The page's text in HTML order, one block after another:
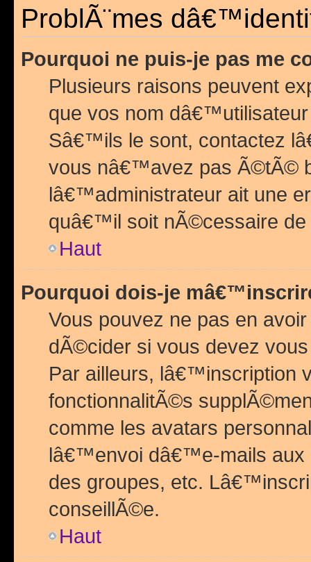
ProblÃ¨mes
Pourquoi ne puis-je pas me
Plusieurs raisons peuvent
que vos nom
Sâ€™ils le sont, contactez
vous nâ€™avez pas Ã©tÃ©
lâ€™administrateur ait une
quâ€™il soit nÃ©cessaire de
Haut
Pourquoi dois-je
Vous pouvez ne pas en
dÃ©cider si vous devez
Par ailleurs, lâ€™inscription
fonctionnalitÃ©s
comme les avatars
lâ€™envoi dâ€™e-mails
des groupes, etc.
conseillÃ©e.
Haut